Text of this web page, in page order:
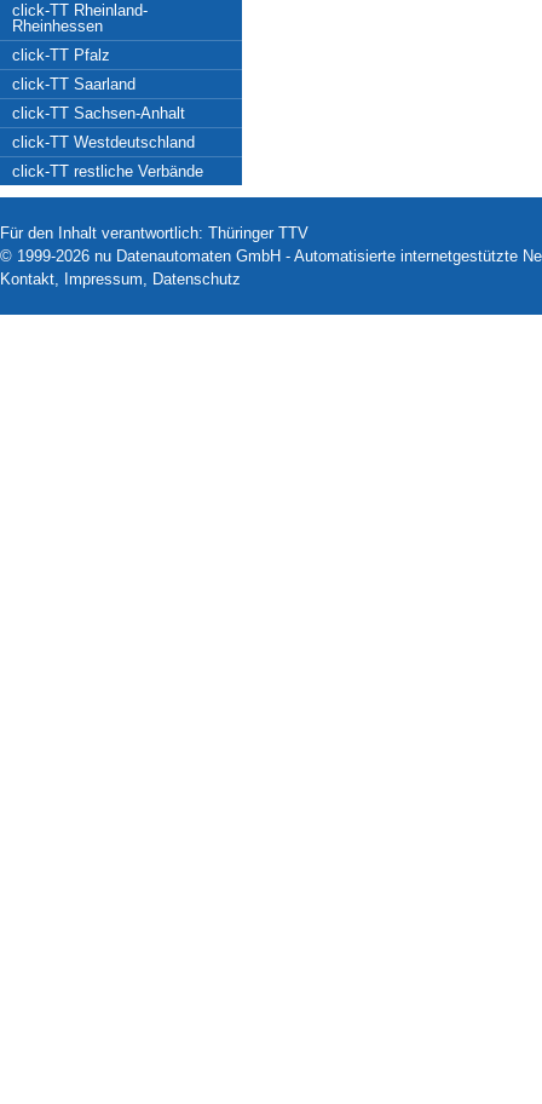
click-TT Rheinland-
Rheinhessen
click-TT Pfalz
click-TT Saarland
click-TT Sachsen-Anhalt
click-TT Westdeutschland
click-TT restliche Verbände
Für den Inhalt verantwortlich: Thüringer TTV
© 1999-2026 nu Datenautomaten GmbH - Automatisierte internetgestützte
Kontakt, Impressum, Datenschutz